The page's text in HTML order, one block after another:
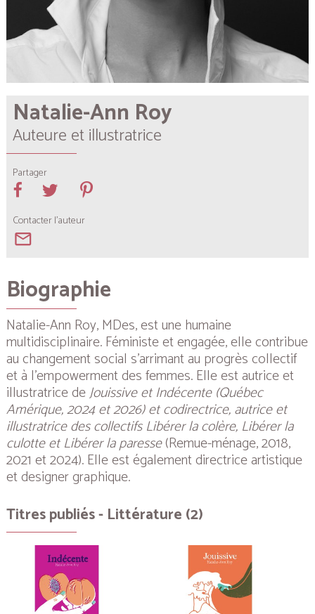
Natalie-Ann Roy
Auteure et illustratrice
Partager
Contacter l'auteur
mail_outline
Biographie
Natalie-Ann Roy, MDes, est une humaine
multidisciplinaire. Féministe et engagée, elle contribue
au changement social s’arrimant au progrès collectif
et à l’empowermentdes femmes. Elle est autrice et
illustratrice deJouissive et Indécente (Québec
Amérique, 2024 et 2026) et codirectrice, autrice et
illustratrice des collectifs Libérer la colère, Libérer la
culotte et Libérer la paresse(Remue-ménage, 2018,
2021 et 2024). Elle est également directrice artistique
et designer graphique.
Titres publiés - Littérature (2)